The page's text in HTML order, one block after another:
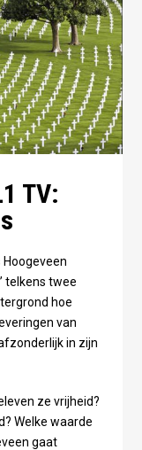
TV:
telkens twee
hoe
van
in zijn
ze vrijheid?
Welke waarde
gaat